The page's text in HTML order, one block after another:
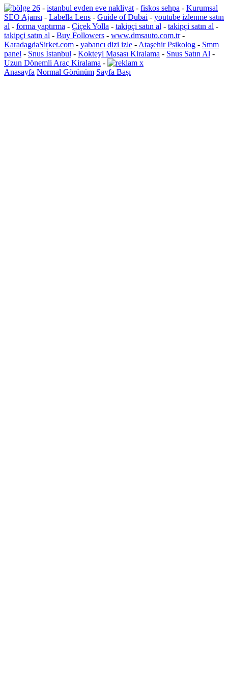
- istanbul evden eve nakliyat - fiskos sehpa - Kurumsal
SEO Ajansı - Labella Lens - Guide of Dubai - youtube izlenme satın
al - forma yaptırma - Çiçek Yolla - takipçi satın al - takipçi satın al -
takipçi satın al - Buy Followers - www.dmsauto.com.tr-
KaradagdaSirket.com - yabancı dizi izle - Ataşehir Psikolog - Smm
panel - Snus İstanbul - Kokteyl Masası Kiralama - Snus Satın Al -
Uzun Dönemli Araç Kiralama -
Anasayfa Normal Görünüm Sayfa Başı